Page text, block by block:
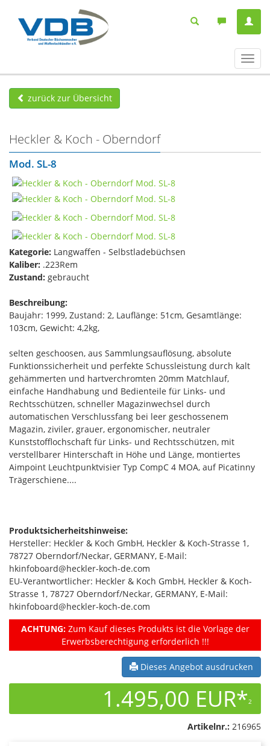
ein-/
zurück zur Übersicht
Heckler & Koch - Oberndorf
Mod. SL-8
Kategorie: Langwaffen - Selbstladebüchsen
Kaliber: .223Rem
Zustand: gebraucht
Beschreibung:
Baujahr: 1999, Zustand: 2, Lauflänge: 51cm, Gesamtlänge:
103cm, Gewicht: 4,2kg,
selten geschoosen, aus Sammlungsauflösung, absolute
Funktionssicherheit und perfekte Schussleistung durch kalt
gehämmerten und hartverchromten 20mm Matchlauf,
einfache Handhabung und Bedienteile für Links- und
Rechtsschützen, schneller Magazinwechsel durch
automatischen Verschlussfang bei leer geschossenem
Magazin, ziviler, grauer, ergonomischer, neutraler
Kunststofflochschaft für Links- und Rechtsschützen, mit
verstellbarer Hinterschaft in Höhe und Länge, montiertes
Aimpoint Leuchtpunktvisier Typ CompC 4 MOA, auf Picatinny
Trägerschiene....
Produktsicherheitshinweise:
Hersteller: Heckler & Koch GmbH, Heckler & Koch-Strasse 1,
78727 Oberndorf/Neckar, GERMANY, E-Mail:
hkinfoboard@heckler-koch-de.com
EU-Verantwortlicher: Heckler & Koch GmbH, Heckler & Koch-
Strasse 1, 78727 Oberndorf/Neckar, GERMANY, E-Mail:
hkinfoboard@heckler-koch-de.com
ACHTUNG:Zum Kauf dieses Produkts ist die Vorlage der
Erwerbsberechtigung erforderlich !!!
Dieses Angebot ausdrucken
1.495,00 EUR*2
Artikelnr.: 216965